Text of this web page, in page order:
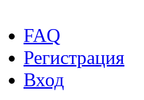
FAQ
Регистрация
Вход